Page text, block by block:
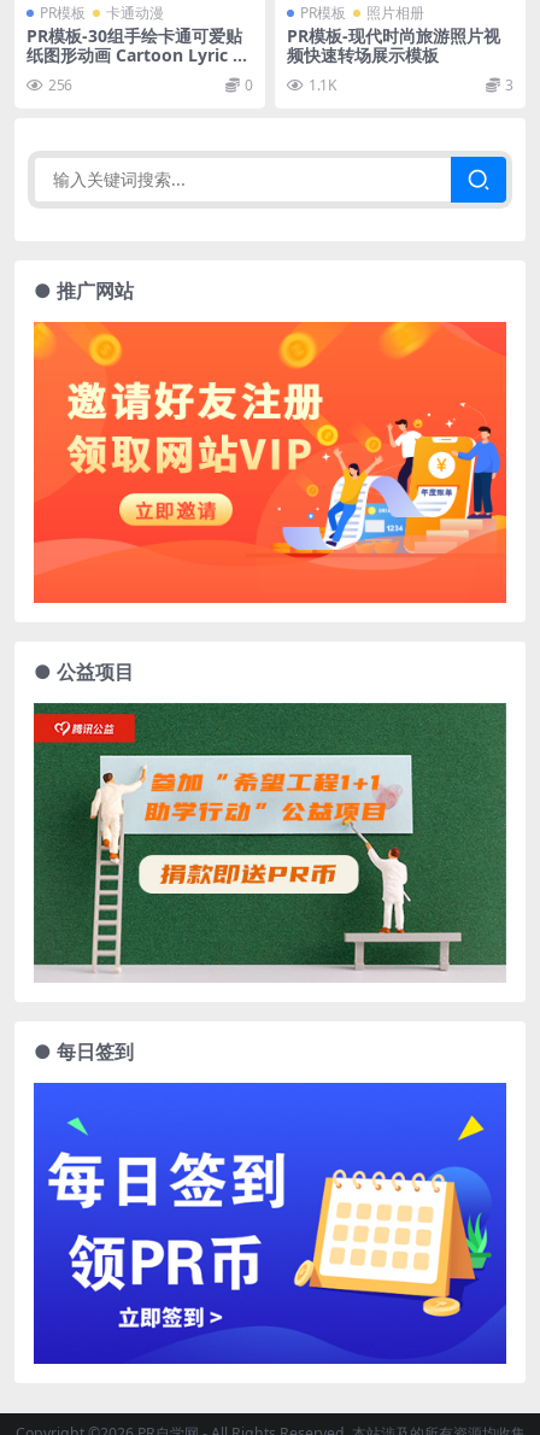
PR模板 卡通动漫
PR模板-30组手绘卡通可爱贴
纸图形动画 Cartoon Lyric St
roke Animations
256 0
PR模板 照片相册
PR模板-现代时尚旅游照片视
频快速转场展示模板
1.1K 3
● 推广网站
● 公益项目
● 每日签到